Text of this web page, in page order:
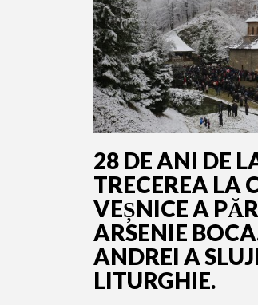
28 DE ANI DE
TRECEREA LA
VEȘNICE A
ARSENIE
ANDREI A
LITURGHIE.